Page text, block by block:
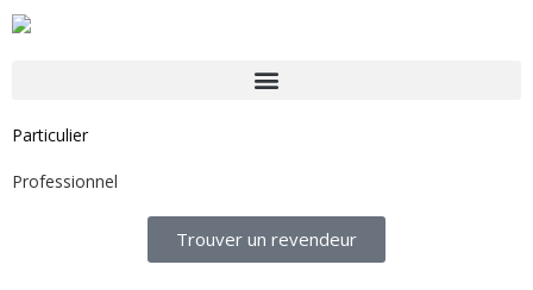
Particulier
Professionnel
Trouver un revendeur